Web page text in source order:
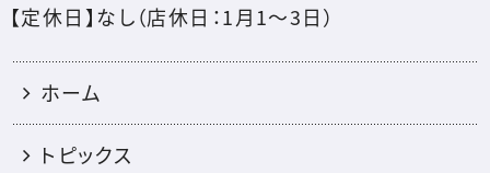
【定休日】なし（店休日：1月1〜3日）
ホーム
トピックス